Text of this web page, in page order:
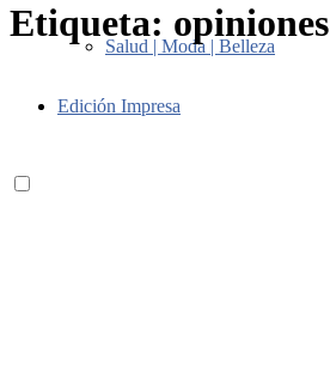
Salud | Moda | Belleza
Edición Impresa
Etiqueta: opiniones